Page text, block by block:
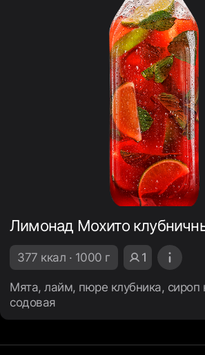
Лимонад Мохито
377 ккал · 1000 г 1
Мята, лайм, пюре клубника, сироп
содовая